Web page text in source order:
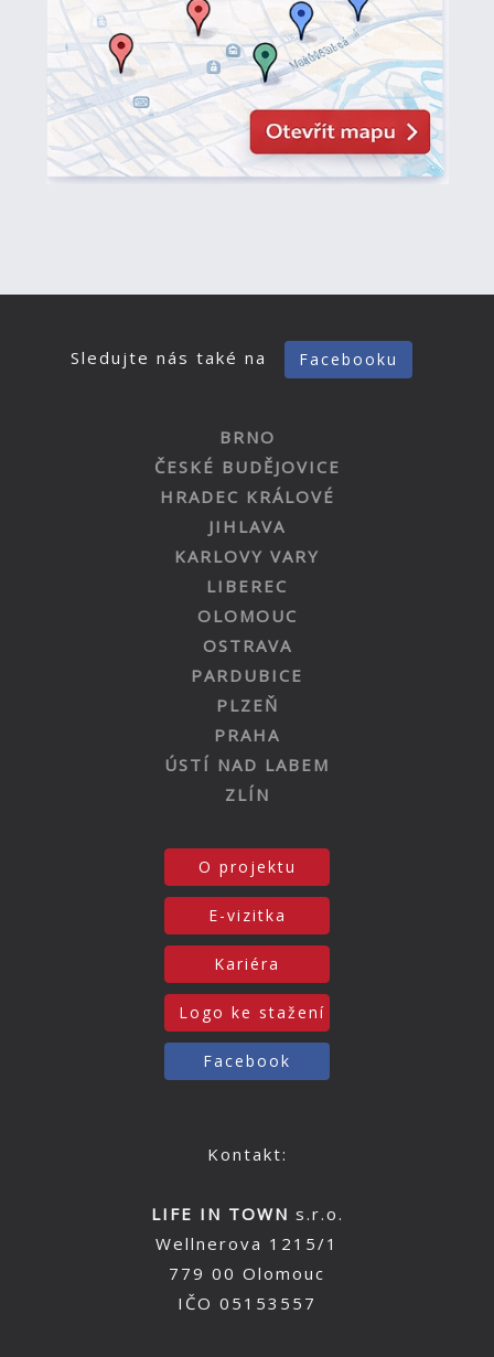
Sledujte nás také na Facebooku
BRNO
ČESKÉ BUDĚJOVICE
HRADEC KRÁLOVÉ
JIHLAVA
KARLOVY VARY
LIBEREC
OLOMOUC
OSTRAVA
PARDUBICE
PLZEŇ
PRAHA
ÚSTÍ NAD LABEM
ZLÍN
O projektu
E-vizitka
Kariéra
Logo ke stažení
Facebook
Kontakt:
LIFE IN TOWN s.r.o.
Wellnerova 1215/1
779 00 Olomouc
IČO 05153557